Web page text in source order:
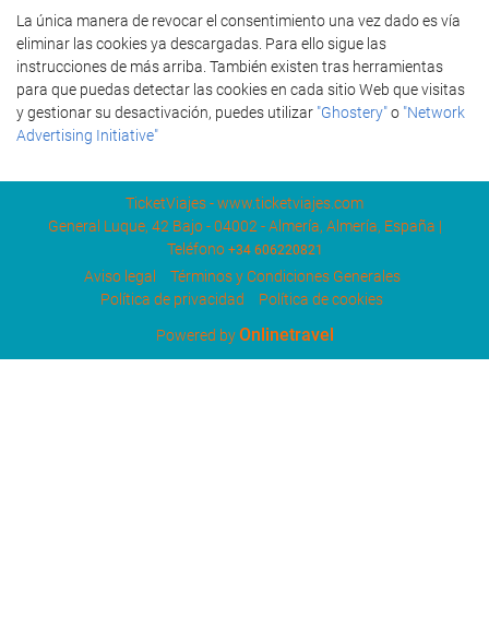
La única manera de revocar el consentimiento una vez dado es vía
eliminar las cookies ya descargadas. Para ello sigue las
instrucciones de más arriba. También existen tras herramientas
para que puedas detectar las cookies en cada sitio Web que visitas
y gestionar su desactivación, puedes utilizar "Ghostery"o "Network
Advertising Initiative"
TicketViajes - www.ticketviajes.com
General Luque, 42 Bajo - 04002 - Almería, Almería, España |
Teléfono +34 606220821
Aviso legal
Términos y Condiciones Generales
Política de privacidad
Política de cookies
Powered byOnlinetravel